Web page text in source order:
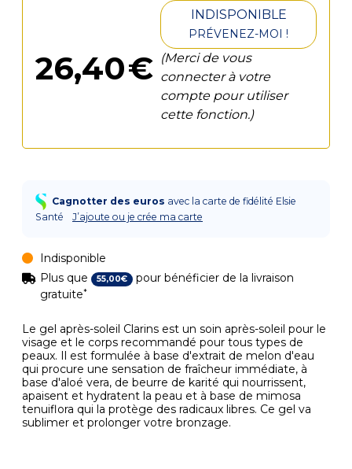
Le gel après-soleil Clarins est un soin après-soleil pour le
visage et le corps recommandé pour tous types de
peaux. Il est formulée à base d'extrait de melon d'eau
qui procure une sensation de fraîcheur immédiate, à
base d'aloé vera, de beurre de karité qui nourrissent,
apaisent et hydratent la peau et à base de mimosa
tenuiflora qui la protège des radicaux libres. Ce gel va
sublimer et prolonger votre bronzage.
26,40€
INDISPONIBLE
PRÉVENEZ-MOI !
(Merci de vous
connecter à votre
compte pour utiliser
cette fonction.)
Cagnotter des euros avec la carte de fidélité Elsie
Santé
J’ajoute ou je crée ma carte
Indisponible
Plus que
55,00€ pour bénéficier de la livraison
gratuite*